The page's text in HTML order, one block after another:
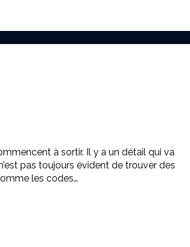
à sortir. Il y a un détail qui va
pas toujours évident de trouver des
les codes…